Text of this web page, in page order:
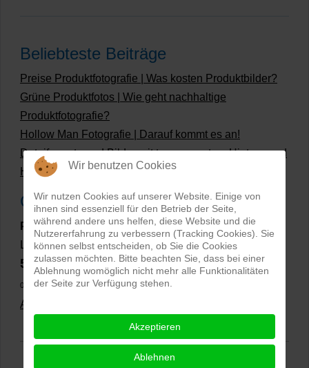
Beliebteste Beiträge
Preise Produktfotografie | Was kosten Produktbilder?
Grüne Produktfotos | Wie geht nachhaltige
Produktfotografie?
Hollow Man Fotografie | Darauf kommt es an!
Dateiformate und Bilder mit transparentem Hintergrund
Hollowman und Produktfotografie
Google Rezensionen
PRO-ducto GmbH, Fotografie und Bildbearbeitung in
Lichtenau
5,0⭐⭐⭐⭐⭐bei144 Google-Rezensionen
02.01.2026)
Alle Rezensionen ansehen
Wir benutzen Cookies
Wir nutzen Cookies auf unserer Website. Einige von
ihnen sind essenziell für den Betrieb der Seite,
während andere uns helfen, diese Website und die
Nutzererfahrung zu verbessern (Tracking Cookies). Sie
können selbst entscheiden, ob Sie die Cookies
zulassen möchten. Bitte beachten Sie, dass bei einer
Ablehnung womöglich nicht mehr alle Funktionalitäten
der Seite zur Verfügung stehen.
Akzeptieren
Ablehnen